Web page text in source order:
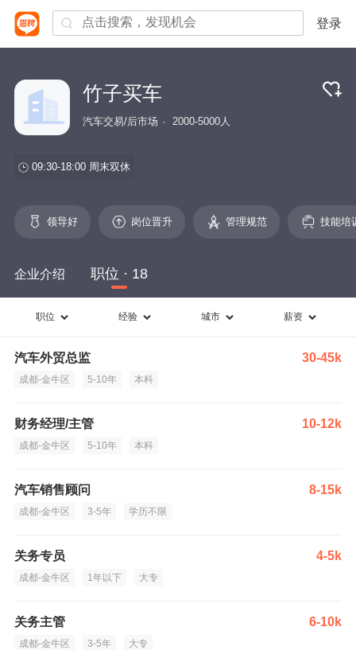
登录
竹子买车
汽车交易/后市场 2000-5000人
09:30-18:00 周末双休
领导好 岗位晋升 管理规范 技能培
企业介绍 职位 · 18
职位 经验 城市 薪资
汽车外贸总监 30-45k
成都-金牛区 5-10年 本科
财务经理/主管 10-12k
成都-金牛区 5-10年 本科
汽车销售顾问 8-15k
成都-金牛区 3-5年 学历不限
关务专员 4-5k
成都-金牛区 1年以下 大专
关务主管 6-10k
成都-金牛区 3-5年 大专